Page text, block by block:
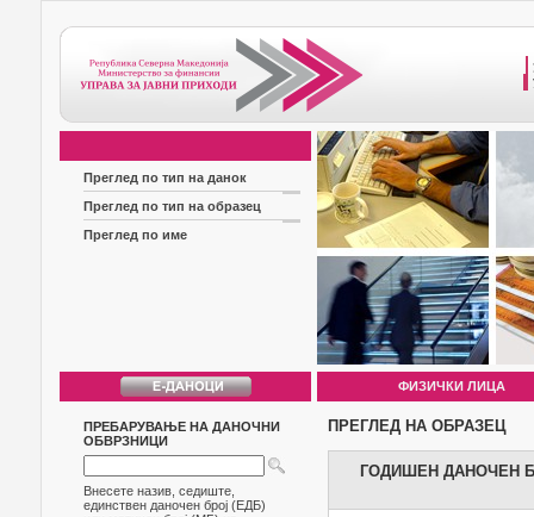
Преглед по тип на данок
Преглед по тип на образец
Преглед по име
ФИЗИЧКИ ЛИЦА
ПРЕБАРУВАЊЕ НА ДАНОЧНИ
ОБВРЗНИЦИ
Внесете назив, седиште,
единствен даночен број (ЕДБ)
ПРЕГЛЕД НА ОБРАЗЕЦ
ГОДИШЕН ДАНОЧЕН